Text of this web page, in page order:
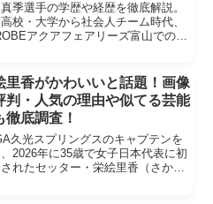
季選手の学歴や経歴を徹底解説。
校・大学から社会人チーム時代、
アクアフェアリーズ富山での活
での実績、成長の軌跡がわかる内
っています。
里香がかわいいと話題！画像
判・人気の理由や似てる芸能
徹底調査！
久光スプリングスのキャプテンを
2026年に35歳で女子日本代表に初
れたセッター・栄絵里香（さかえ